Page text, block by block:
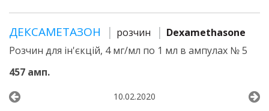
ДЕКСАМЕТАЗОН розчин
Dexamethasone
Розчин для ін'єкцій, 4 мг/мл по 1 мл в ампулах № 5
457 амп.
10.02.2020